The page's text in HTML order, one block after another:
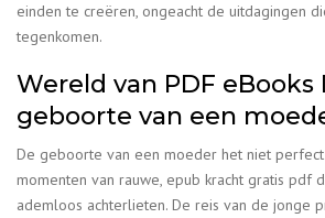
einden te creëren, ongeacht de uitdagingen
tegenkomen.
Wereld van PDF eBooks
geboorte van een
De geboorte van een moeder het niet
momenten van rauwe, epub kracht gratis pdf
ademloos achterlieten. De reis van de jonge